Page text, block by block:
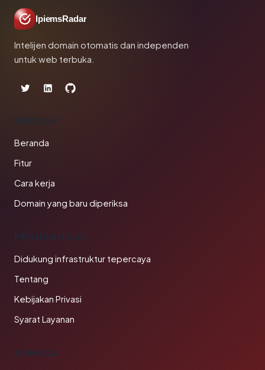
IpiemsRadar
Intelijen domain otomatis dan independen
untuk web terbuka.
PRODUK
Beranda
Fitur
Cara kerja
Domain yang baru diperiksa
PERUSAHAAN
Didukung infrastruktur tepercaya
Tentang
Kebijakan Privasi
Syarat Layanan
BAHASA